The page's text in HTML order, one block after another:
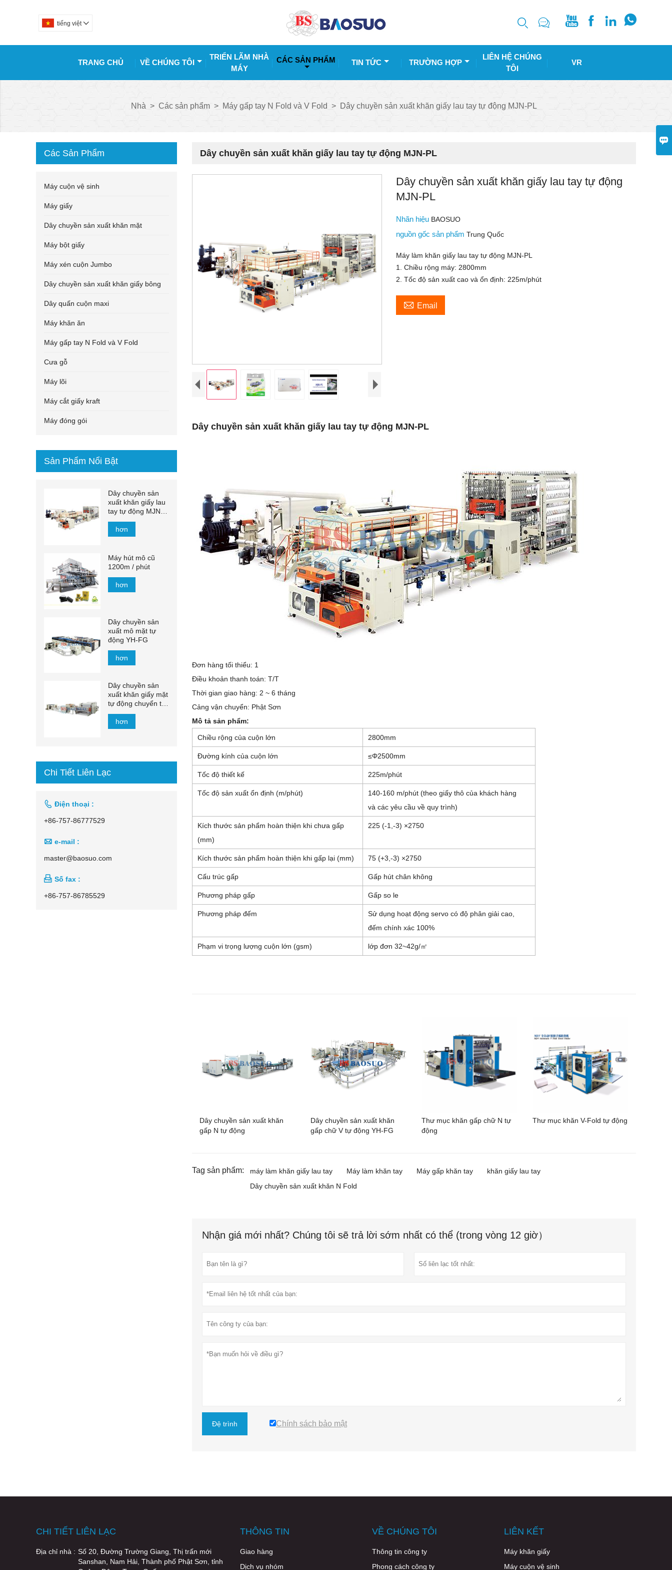

tiếng việt       
TRANG CHỦ VỀ CHÚNG TÔI
TRIỂN LÃM NHÀ
MÁY
CÁC SẢN PHẨM TIN TỨC TRƯỜNG HỢP
LIÊN HỆ CHÚNG
TÔI
VR
Nhà > Các sản phẩm > Máy gấp tay N Fold và V Fold > Dây chuyền sản xuất khăn giấy lau tay tự động MJN-PL
Dây chuyền sản xuất khăn giấy lau tay tự động MJN-PL
Dây chuyền sản xuất khăn giấy lau tay tự động
MJN-PL
Nhãn hiệu BAOSUO
nguồn gốc sản phẩmTrung Quốc
Máy làm khăn giấy lau tay tự động MJN-PL
1. Chiều rộng máy: 2800mm
2. Tốc độ sản xuất cao và ổn định: 225m/phút
 Email
Dây chuyền sản xuất khăn giấy lau tay tự động MJN-PL
Đơn hàng tối thiểu: 1
Điều khoản thanh toán: T/T
Thời gian giao hàng: 2 ~ 6 tháng
Cảng vận chuyển: Phật Sơn
Mô tả sản phẩm:
Chiều rộng của cuộn lớn 2800mm
Đường kính của cuộn lớn ≤Φ2500mm
Tốc độ thiết kế 225m/phút
Tốc độ sản xuất ổn định (m/phút)
140-160 m/phút (theo giấy thô của khách hàng
và các yêu cầu về quy trình)
Kích thước sản phẩm hoàn thiện khi chưa gấp
(mm)
225 (-1,-3) ×2750
Kích thước sản phẩm hoàn thiện khi gấp lại (mm) 75 (+3,-3) ×2750
Cấu trúc gấp Gấp hút chân không
Phương pháp gấp Gấp so le
Phương pháp đếm
Sử dụng hoạt động servo có độ phân giải cao,
đếm chính xác 100%
Phạm vi trọng lượng cuộn lớn (gsm) lớp đơn 32~42g/㎡
Dây chuyền sản xuất khăn
gấp N tự động
Dây chuyền sản xuất khăn
gấp chữ V tự động YH-FG
Thư mục khăn gấp chữ N tự
động
Thư mục khăn V-Fold tự động
Tag sản phẩm: máy làm khăn giấy lau tay Máy làm khăn tay Máy gấp khăn tay
khăn giấy lau tay
Dây chuyền sản xuất khăn N Fold
Nhận giá mới nhất? Chúng tôi sẽ trả lời sớm nhất có thể (trong vòng 12 giờ）
Đệ trình Chính sách bảo mật
Các Sản Phẩm
Máy cuộn vệ sinh
Máy giấy
Dây chuyền sản xuất khăn mặt
Máy bột giấy
Máy xén cuộn Jumbo
Dây chuyền sản xuất khăn giấy bông
Dây quấn cuộn maxi
Máy khăn ăn
Máy gấp tay N Fold và V Fold
Cưa gỗ
Máy lõi
Máy cắt giấy kraft
Máy đóng gói
Sản Phẩm Nổi Bật
Dây chuyền sản
xuất khăn giấy lau
tay tự động MJN-
PL
hơn
Máy hút mô cũ
1200m / phút
hơn
Dây chuyền sản
xuất mô mặt tự
động YH-FG
hơn
Dây chuyền sản
xuất khăn giấy mặt
tự động chuyển tự
động 1500mm -
2200mm
hơn
Chi Tiết Liên Lạc
 Điện thoại :
+86-757-86777529
 e-mail :
master@baosuo.com
 Số fax :
+86-757-86785529
CHI TIẾT LIÊN LẠC
Địa chỉ nhà : Số 20, Đường Trường Giang, Thị trấn mới
Sanshan, Nam Hải, Thành phố Phật Sơn, tỉnh
THÔNG TIN
Giao hàng
Dịch vụ nhóm
VỀ CHÚNG TÔI
Thông tin công ty
Phong cách công ty
LIÊN KẾT
Máy khăn giấy
Máy cuộn vệ sinh